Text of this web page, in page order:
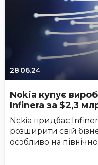
28.06.24
Nokia купує
Infinera за $2,3
Nokia придбає
розширити свій
особливо на